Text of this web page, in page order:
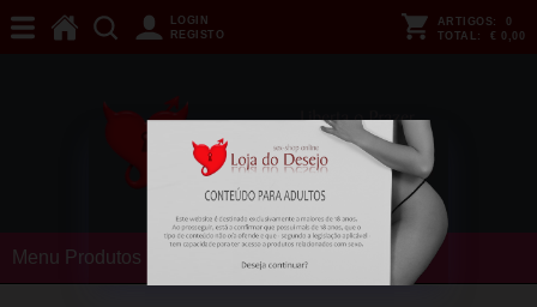
LOGIN
REGISTO
ARTIGOS:
0
TOTAL: € 0,00
Menu Produtos